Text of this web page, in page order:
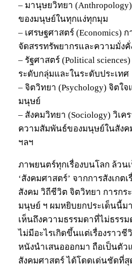
– มานุษยวิทยา
ของมนุษย์ในทุกแง่ทุกมุม
– เศรษฐศาสตร์ (Economics)
จัดสรรทรัพยากรและความมั่งคั่
– รัฐศาสตร์ (Political
ระดับกลุ่มและในระดับประเทศ
– จิตวิทยา (Psychology) จิตใ
มนุษย์
– สังคมวิทยา (Sociology) วิเ
ความสัมพันธ์ของมนุษย์ในสังค
ฯลฯ
ภาพยนตร์ทุกเรื่องบนโลก ล้วน
‘สังคมศาสตร์’ จากการสังเกต
สังคม วิถีชีวิต จิตวิทยา การกร
มนุษย์ ฯ ผมหยิบยกประเด็นนี้ม
เห็นถึงความธรรมดาที่ไม่ธรร
ไม่มีอะไรเกิดขึ้นแต่เรื่องราวชี
หนังนำเสนอออกมา ถือเป็นตัว
สังคมศาสตร์ ได้โดดเด่นชัดที่สุ